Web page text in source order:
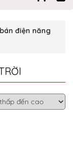
điện năng